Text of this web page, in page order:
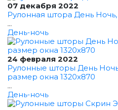
07 декабря 2022
Рулонная штора День
...
День-ночь
24 февраля 2022
Рулонные шторы День
размер окна 1320x870
...
День-ночь